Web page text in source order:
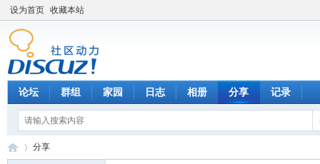
设为首页 收藏本站
论坛 群组 家园 日志 相册 分享 记录
分享